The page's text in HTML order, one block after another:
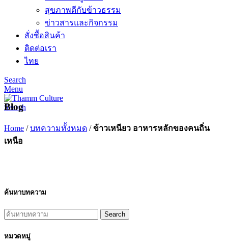
สุขภาพดีกับข้าวธรรม
ข่าวสารและกิจกรรม
สั่งซื้อสินค้า
ติดต่อเรา
ไทย
Search
Menu
Search
Blog
Home /บทความทั้งหมด /ข้าวเหนียว อาหารหลักของคนถิ่น
เหนือ
ค้นหาบทความ
Search
หมวดหมู่